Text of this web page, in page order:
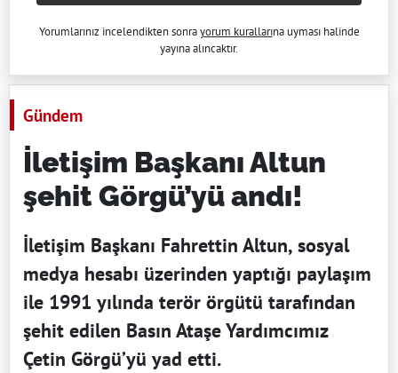
Yorumlarınız incelendikten sonrayorum kurallarına uyması halinde
yayına alıncaktır.
Gündem
İletişim Başkanı Altun
şehit Görgü’yü andı!
İletişim Başkanı Fahrettin Altun, sosyal
medya hesabı üzerinden yaptığı paylaşım
ile 1991 yılında terör örgütü tarafından
şehit edilen Basın Ataşe Yardımcımız
Çetin Görgü’yü yad etti.